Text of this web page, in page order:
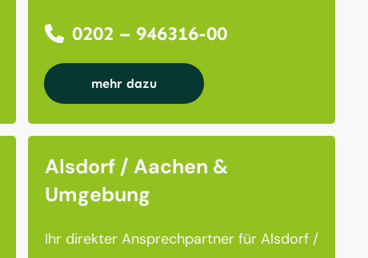
0202 – 946316-00
mehr dazu
Alsdorf / Aachen &
Umgebung
Ihr direkter Ansprechpartner für Alsdorf /